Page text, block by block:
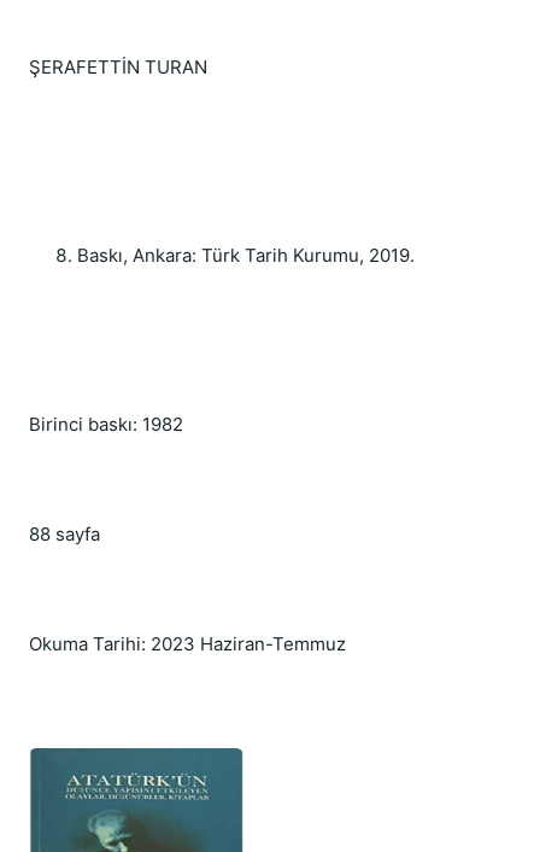
ŞERAFETTİN TURAN
Baskı, Ankara: Türk Tarih Kurumu, 2019.
Birinci baskı: 1982
88 sayfa
Okuma Tarihi: 2023 Haziran-Temmuz